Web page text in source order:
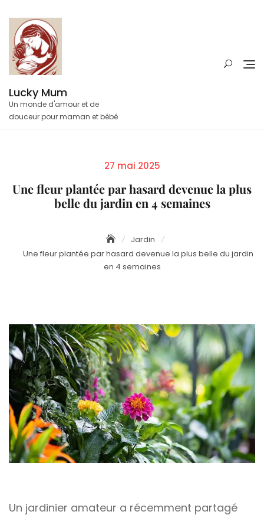
content
Lucky Mum
Un monde d'amour et de
douceur pour maman et bébé
Posted
27 mai 2025
Une fleur plantée par hasard devenue la plus
belle du jardin en 4 semaines
Jardin
Une fleur plantée par hasard devenue la plus belle du jardin
en 4 semaines
Un jardinier amateur a récemment partagé